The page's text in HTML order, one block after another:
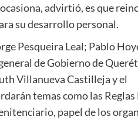
advirtió, es que
su desarrollo personal.
Pesqueira Leal; Pablo
de Gobierno de
Villanueva Castilleja y el
temas como las
papel de los